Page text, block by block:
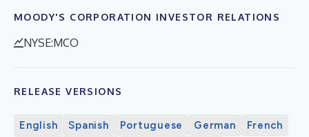
MOODY'S CORPORATION INVESTOR RELATIONS
NYSE:MCO
RELEASE VERSIONS
English Spanish Portuguese German French